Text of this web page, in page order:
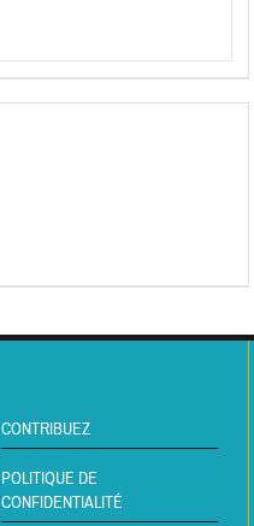
CONTRIBUEZ
POLITIQUE DE
CONFIDENTIALITÉ